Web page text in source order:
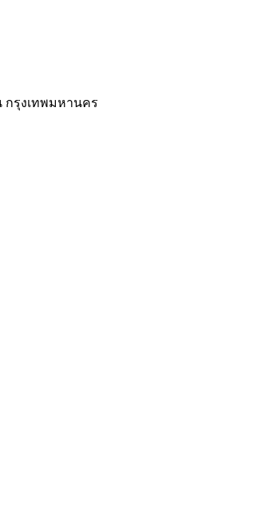
กรุงเทพมหานคร